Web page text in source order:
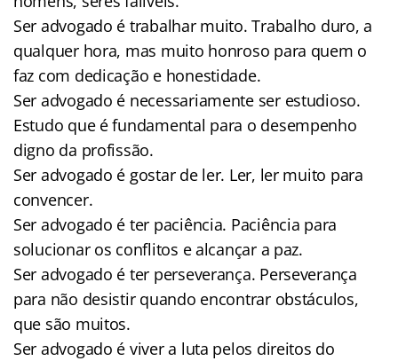
Ser advogado é trabalhar muito. Trabalho duro, a
qualquer hora, mas muito honroso para quem o
faz com dedicação e honestidade.
Ser advogado é necessariamente ser estudioso.
Estudo que é fundamental para o desempenho
digno da profissão.
Ser advogado é gostar de ler. Ler, ler muito para
convencer.
Ser advogado é ter paciência. Paciência para
solucionar os conflitos e alcançar a paz.
Ser advogado é ter perseverança. Perseverança
para não desistir quando encontrar obstáculos,
que são muitos.
Ser advogado é viver a luta pelos direitos do